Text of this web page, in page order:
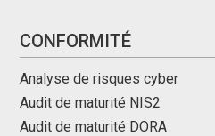
CONFORMITÉ
Analyse de risques cyber
Audit de maturité NIS2
Audit de maturité DORA